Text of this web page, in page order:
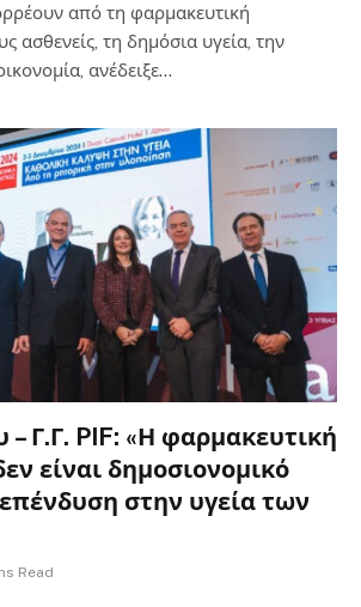
από τη φαρμακευτική
ασθενείς, τη δημόσια υγεία, την
ανέδειξε…
– Γ.Γ. PIF: «Η φαρμακευτική
είναι δημοσιονομικό
στην υγεία των
Read